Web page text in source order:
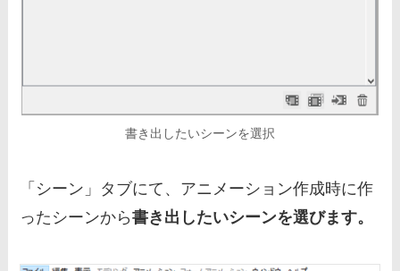
書き出したいシーンを選択
「シーン」タブにて、アニメーション作成時に作
ったシーンから書き出したいシーンを選びます。